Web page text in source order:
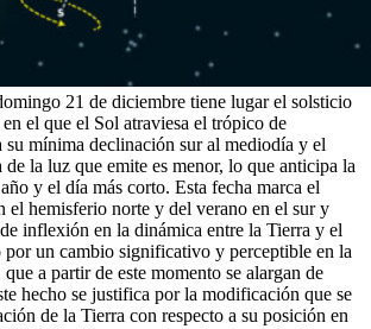
21 de diciembre tiene lugar el solsticio
el que el Sol atraviesa el trópico de
su mínima declinación sur al mediodía y el
la luz que emite es menor, lo que anticipa la
y el día más corto. Esta fecha marca el
el hemisferio norte y del verano en el sur y
inflexión en la dinámica entre la Tierra y el
por un cambio significativo y perceptible en la
a partir de este momento se alargan de
hecho se justifica por la modificación que se
de la Tierra con respecto a su posición en